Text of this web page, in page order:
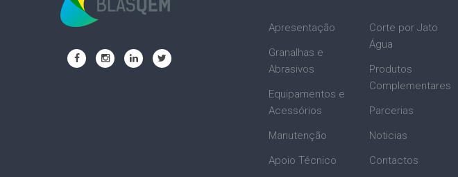
Apresentação
Granalhas e
Abrasivos
Equipamentos e
Acessórios
Manutenção
Apoio Técnico
Corte por Jato
Água
Produtos
Complementares
Parcerias
Noticias
Contactos